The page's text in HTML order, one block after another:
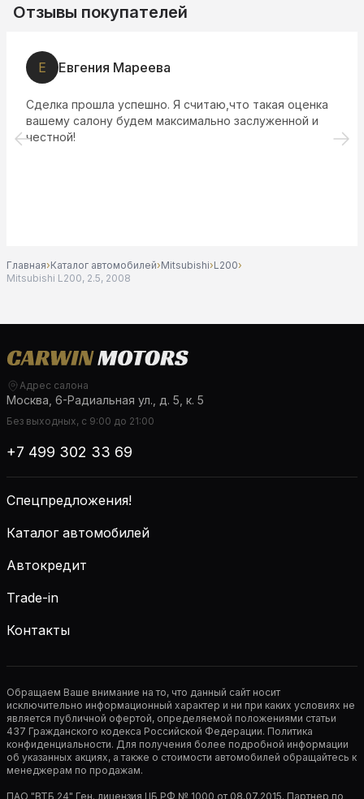
Отзывы покупателей
Я считаю,что такая оценка
максимально заслуженной и
Решила
данный
выслушали меня
Главная›Каталог автомобилей›Mitsubishi›L200›
Mitsubishi L200, 2.5, 2008
Адрес салона
Москва, 6-Радиальная ул., д. 5, к. 5
Без выходных, с 9:00 до 21:00
+7 499 302 33 69
Спецпредложения!
Каталог автомобилей
Автокредит
Trade-in
Контакты
Обращаем Ваше внимание на то, что данный сайт носит
исключительно информационный характер и ни при каких условиях не
является публичной офертой, определяемой положениями статьи
437 Гражданского кодекса Российской Федерации. Политика
конфиденциальности. Для получения более подробной информации
об указанных акциях, а также о стоимости автомобилей обращайтесь к
менеджерам по продажам.
ПАО "ВТБ 24" Ген. лицензия ЦБ РФ № 1000 от 08.07.2015. Партнер по